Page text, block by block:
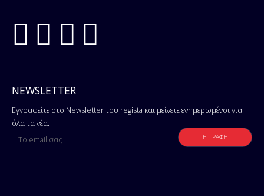
NEWSLETTER
Εγγραφείτε στο Newsletter του regista και μείνετε ενημερωμένοι για
όλα τα νέα.